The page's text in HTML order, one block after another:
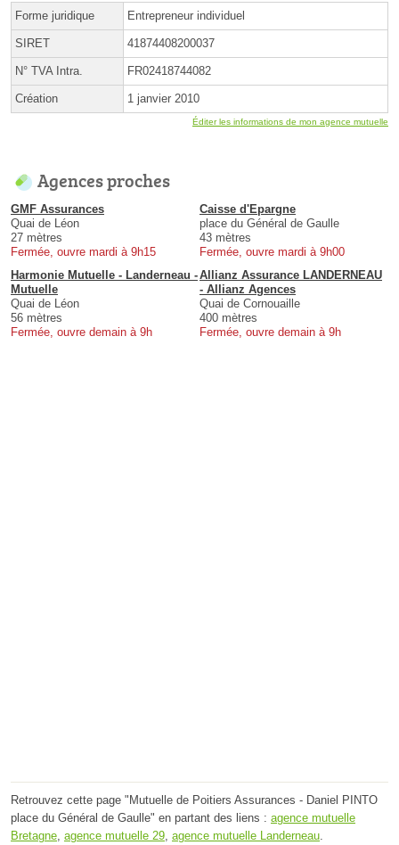
Forme juridique Entrepreneur individuel
SIRET 41874408200037
N° TVA Intra. FR02418744082
Création 1 janvier 2010
Éditer les informations de mon agence mutuelle
Agences proches
GMF Assurances
Quai de Léon
27 mètres
Fermée, ouvre mardi à 9h15
Caisse d'Epargne
place du Général de Gaulle
43 mètres
Fermée, ouvre mardi à 9h00
Harmonie Mutuelle - Landerneau -
Mutuelle
Quai de Léon
56 mètres
Fermée, ouvre demain à 9h
Allianz Assurance LANDERNEAU
- Allianz Agences
Quai de Cornouaille
400 mètres
Fermée, ouvre demain à 9h
Retrouvez cette page "Mutuelle de Poitiers Assurances - Daniel PINTO
place du Général de Gaulle" en partant des liens : agence mutuelle
Bretagne, agence mutuelle 29, agence mutuelle Landerneau.